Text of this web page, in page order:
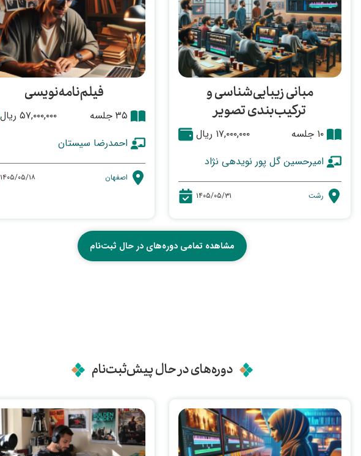
مبانی زیبایی‌شناسی و
ترکیب‌بندی تصویر
۱۰ جلسه
۱۷,۰۰۰,۰۰۰ ریال
امیرحسین گل پور نویدهی نژاد
رشت ۱۴۰۵/۰۵/۳۱
فیلم‌نامه‌نویسی
۳۵ جلسه
۵۷,۰۰۰,۰۰۰ ریال
احمدرضا سیستان
اصفهان ۱۴۰۵/۰۵/۱۸
مشاهده تمامی دوره‌های در حال ثبت‌نام
دوره‌های در حال پیش‌ثبت‌نام